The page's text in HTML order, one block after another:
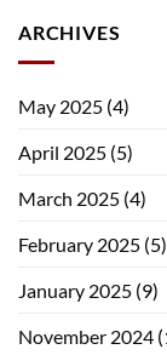
ARCHIVES
May 2025 (4)
April 2025 (5)
March 2025 (4)
February 2025 (5)
January 2025 (9)
November 2024